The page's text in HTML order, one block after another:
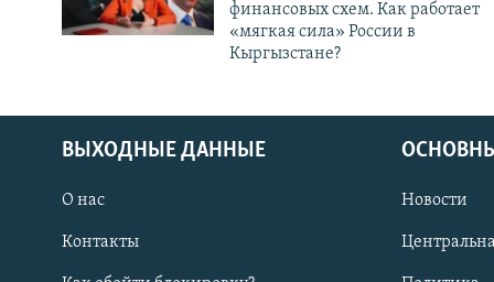
финансовых схем. Как работает
«мягкая сила» России в
Кыргызстане?
ВЫХОДНЫЕ ДАННЫЕ
О нас
Контакты
Новости